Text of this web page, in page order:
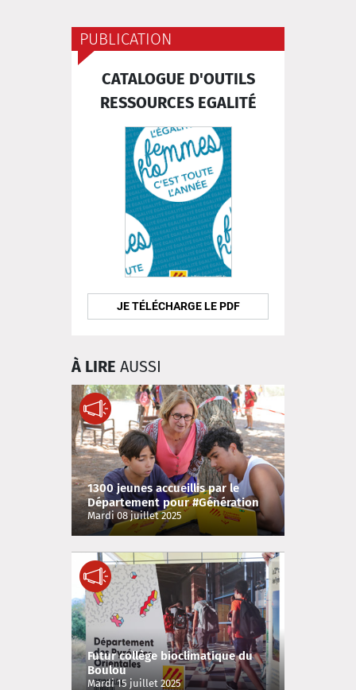
PUBLICATION
CATALOGUE D'OUTILS
RESSOURCES EGALITÉ
JE TÉLÉCHARGE LE PDF
À LIRE AUSSI
1300 jeunes accueillis par le
Département pour #Génération
66 !
Mardi 08 juillet 2025
Futur collège bioclimatique du
Boulou
Mardi 15 juillet 2025